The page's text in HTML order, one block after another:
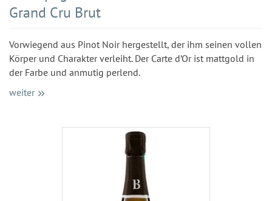
Grand Cru Brut
Vorwiegend aus Pinot Noir hergestellt, der ihm seinen vollen
Körper und Charakter verleiht. Der Carte d’Or ist mattgold in
der Farbe und anmutig perlend.
weiter